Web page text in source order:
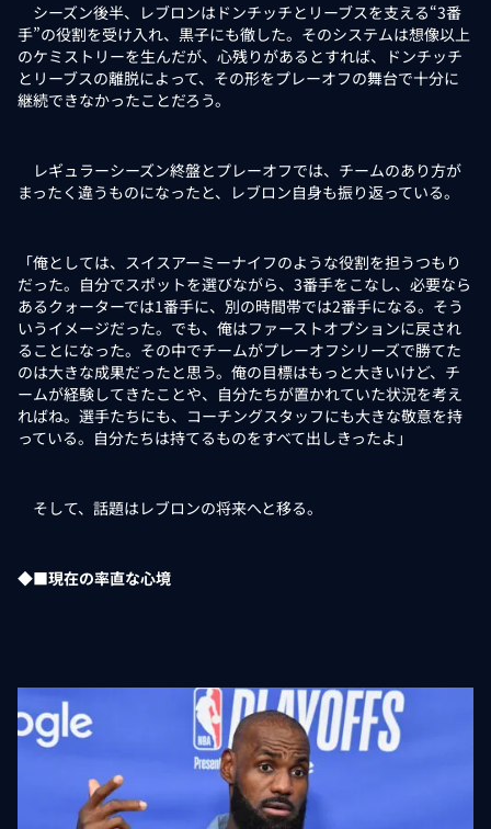
シーズン後半、レブロンはドンチッチとリーブスを支える“3番
手”の役割を受け入れ、黒子にも徹した。そのシステムは想像以上
のケミストリーを生んだが、心残りがあるとすれば、ドンチッチ
とリーブスの離脱によって、その形をプレーオフの舞台で十分に
継続できなかったことだろう。
レギュラーシーズン終盤とプレーオフでは、チームのあり方が
まったく違うものになったと、レブロン自身も振り返っている。
「俺としては、スイスアーミーナイフのような役割を担うつもり
だった。自分でスポットを選びながら、3番手をこなし、必要なら
あるクォーターでは1番手に、別の時間帯では2番手になる。そう
いうイメージだった。でも、俺はファーストオプションに戻され
ることになった。その中でチームがプレーオフシリーズで勝てた
のは大きな成果だったと思う。俺の目標はもっと大きいけど、チ
ームが経験してきたことや、自分たちが置かれていた状況を考え
ればね。選手たちにも、コーチングスタッフにも大きな敬意を持
っている。自分たちは持てるものをすべて出しきったよ」
そして、話題はレブロンの将来へと移る。
◆■現在の率直な心境